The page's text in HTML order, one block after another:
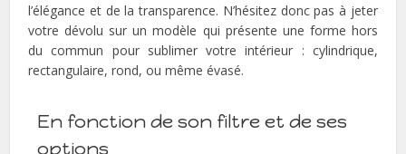
l’élégance et de la transparence. N’hésitez donc pas à jeter
votre dévolu sur un modèle qui présente une forme hors
du commun pour sublimer votre intérieur : cylindrique,
rectangulaire, rond, ou même évasé.
En fonction de son filtre et de ses
options